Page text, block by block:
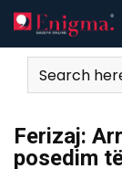
Skip
to
content
Ferizaj:
posedim